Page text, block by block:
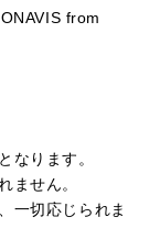
from
なります。
ません。
一切応じられま